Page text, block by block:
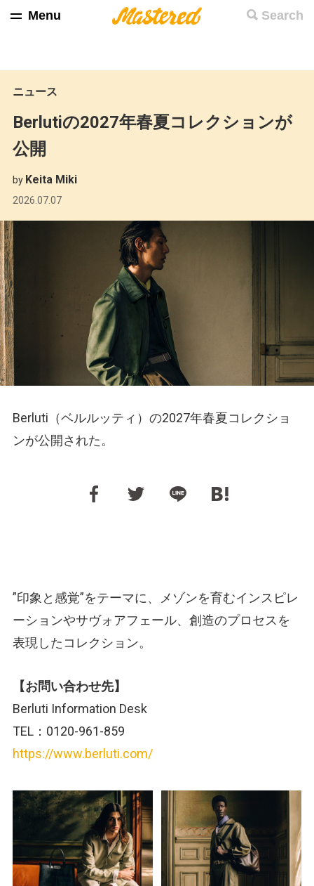
Search
Menu
ニュース
Berlutiの2027年春夏コレクションが
公開
by Keita Miki
2026.07.07
Berluti（ベルルッティ）の2027年春夏コレクショ
ンが公開された。
”印象と感覚”をテーマに、メゾンを育むインスピレ
ーションやサヴォアフェール、創造のプロセスを
表現したコレクション。
【お問い合わせ先】
Berluti Information Desk
TEL：0120-961-859
https://www.berluti.com/